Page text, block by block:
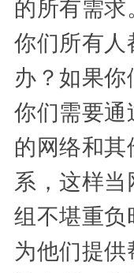
的所有需
你们所有人
办？如果你
你们需要通
的网络和
系，这样
组不堪重负
为他们提供